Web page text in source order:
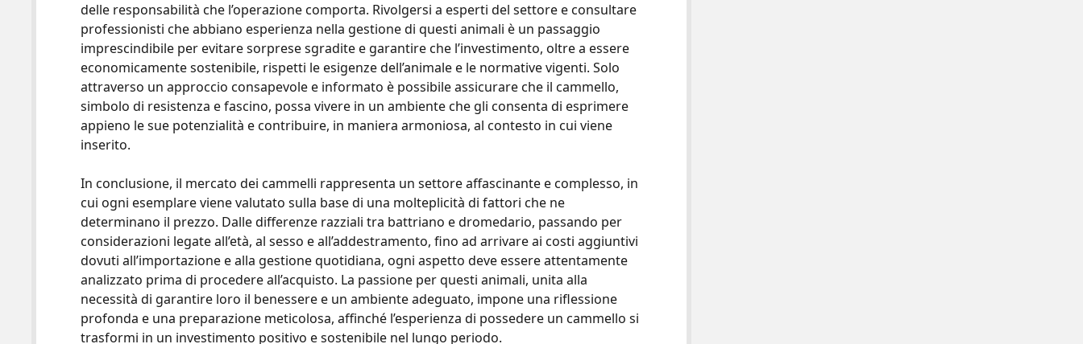
delle responsabilità che l’operazione comporta. Rivolgersi a esperti del settore e consultare
professionisti che abbiano esperienza nella gestione di questi animali è un passaggio
imprescindibile per evitare sorprese sgradite e garantire che l’investimento, oltre a essere
economicamente sostenibile, rispetti le esigenze dell’animale e le normative vigenti. Solo
attraverso un approccio consapevole e informato è possibile assicurare che il cammello,
simbolo di resistenza e fascino, possa vivere in un ambiente che gli consenta di esprimere
appieno le sue potenzialità e contribuire, in maniera armoniosa, al contesto in cui viene
inserito.
In conclusione, il mercato dei cammelli rappresenta un settore affascinante e complesso, in
cui ogni esemplare viene valutato sulla base di una molteplicità di fattori che ne
determinano il prezzo. Dalle differenze razziali tra battriano e dromedario, passando per
considerazioni legate all’età, al sesso e all’addestramento, fino ad arrivare ai costi aggiuntivi
dovuti all’importazione e alla gestione quotidiana, ogni aspetto deve essere attentamente
analizzato prima di procedere all’acquisto. La passione per questi animali, unita alla
necessità di garantire loro il benessere e un ambiente adeguato, impone una riflessione
profonda e una preparazione meticolosa, affinché l’esperienza di possedere un cammello si
trasformi in un investimento positivo e sostenibile nel lungo periodo.